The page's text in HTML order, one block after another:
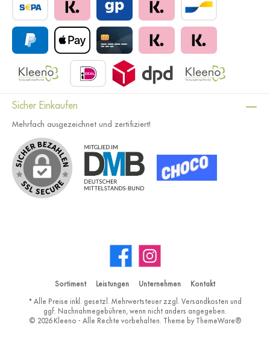
Sicher Einkaufen
Mehrfach ausgezeichnet und zertifiziert!
Sortiment Leistungen Unternehmen Kontakt
* Alle Preise inkl. gesetzl. Mehrwertsteuer zzgl. Versandkosten und
ggf. Nachnahmegebühren, wenn nicht anders angegeben.
© 2026 Kleeno - Alle Rechte vorbehalten. Theme by ThemeWare®